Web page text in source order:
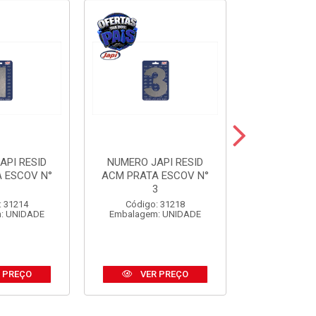
RESID
ESCOV N°
31214
UNIDADE
PREÇO
NUMERO JAPI RESID
ACM PRATA ESCOV N°
3
Código: 31218
Embalagem: UNIDADE
VER PREÇO